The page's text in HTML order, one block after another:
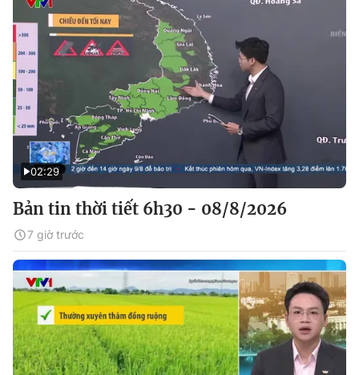
02:29
Bản tin thời tiết 6h30 - 08/8/2026
7 giờ trước